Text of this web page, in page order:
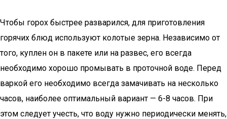
Чтобы горох быстрее разварился, для приготовления
горячих блюд используют колотые зерна. Независимо от
того, куплен он в пакете или на развес, его всегда
необходимо хорошо промывать в проточной воде. Перед
варкой его необходимо всегда замачивать на несколько
часов, наиболее оптимальный вариант — 6-8 часов. При
этом следует учесть, что воду нужно периодически менять,